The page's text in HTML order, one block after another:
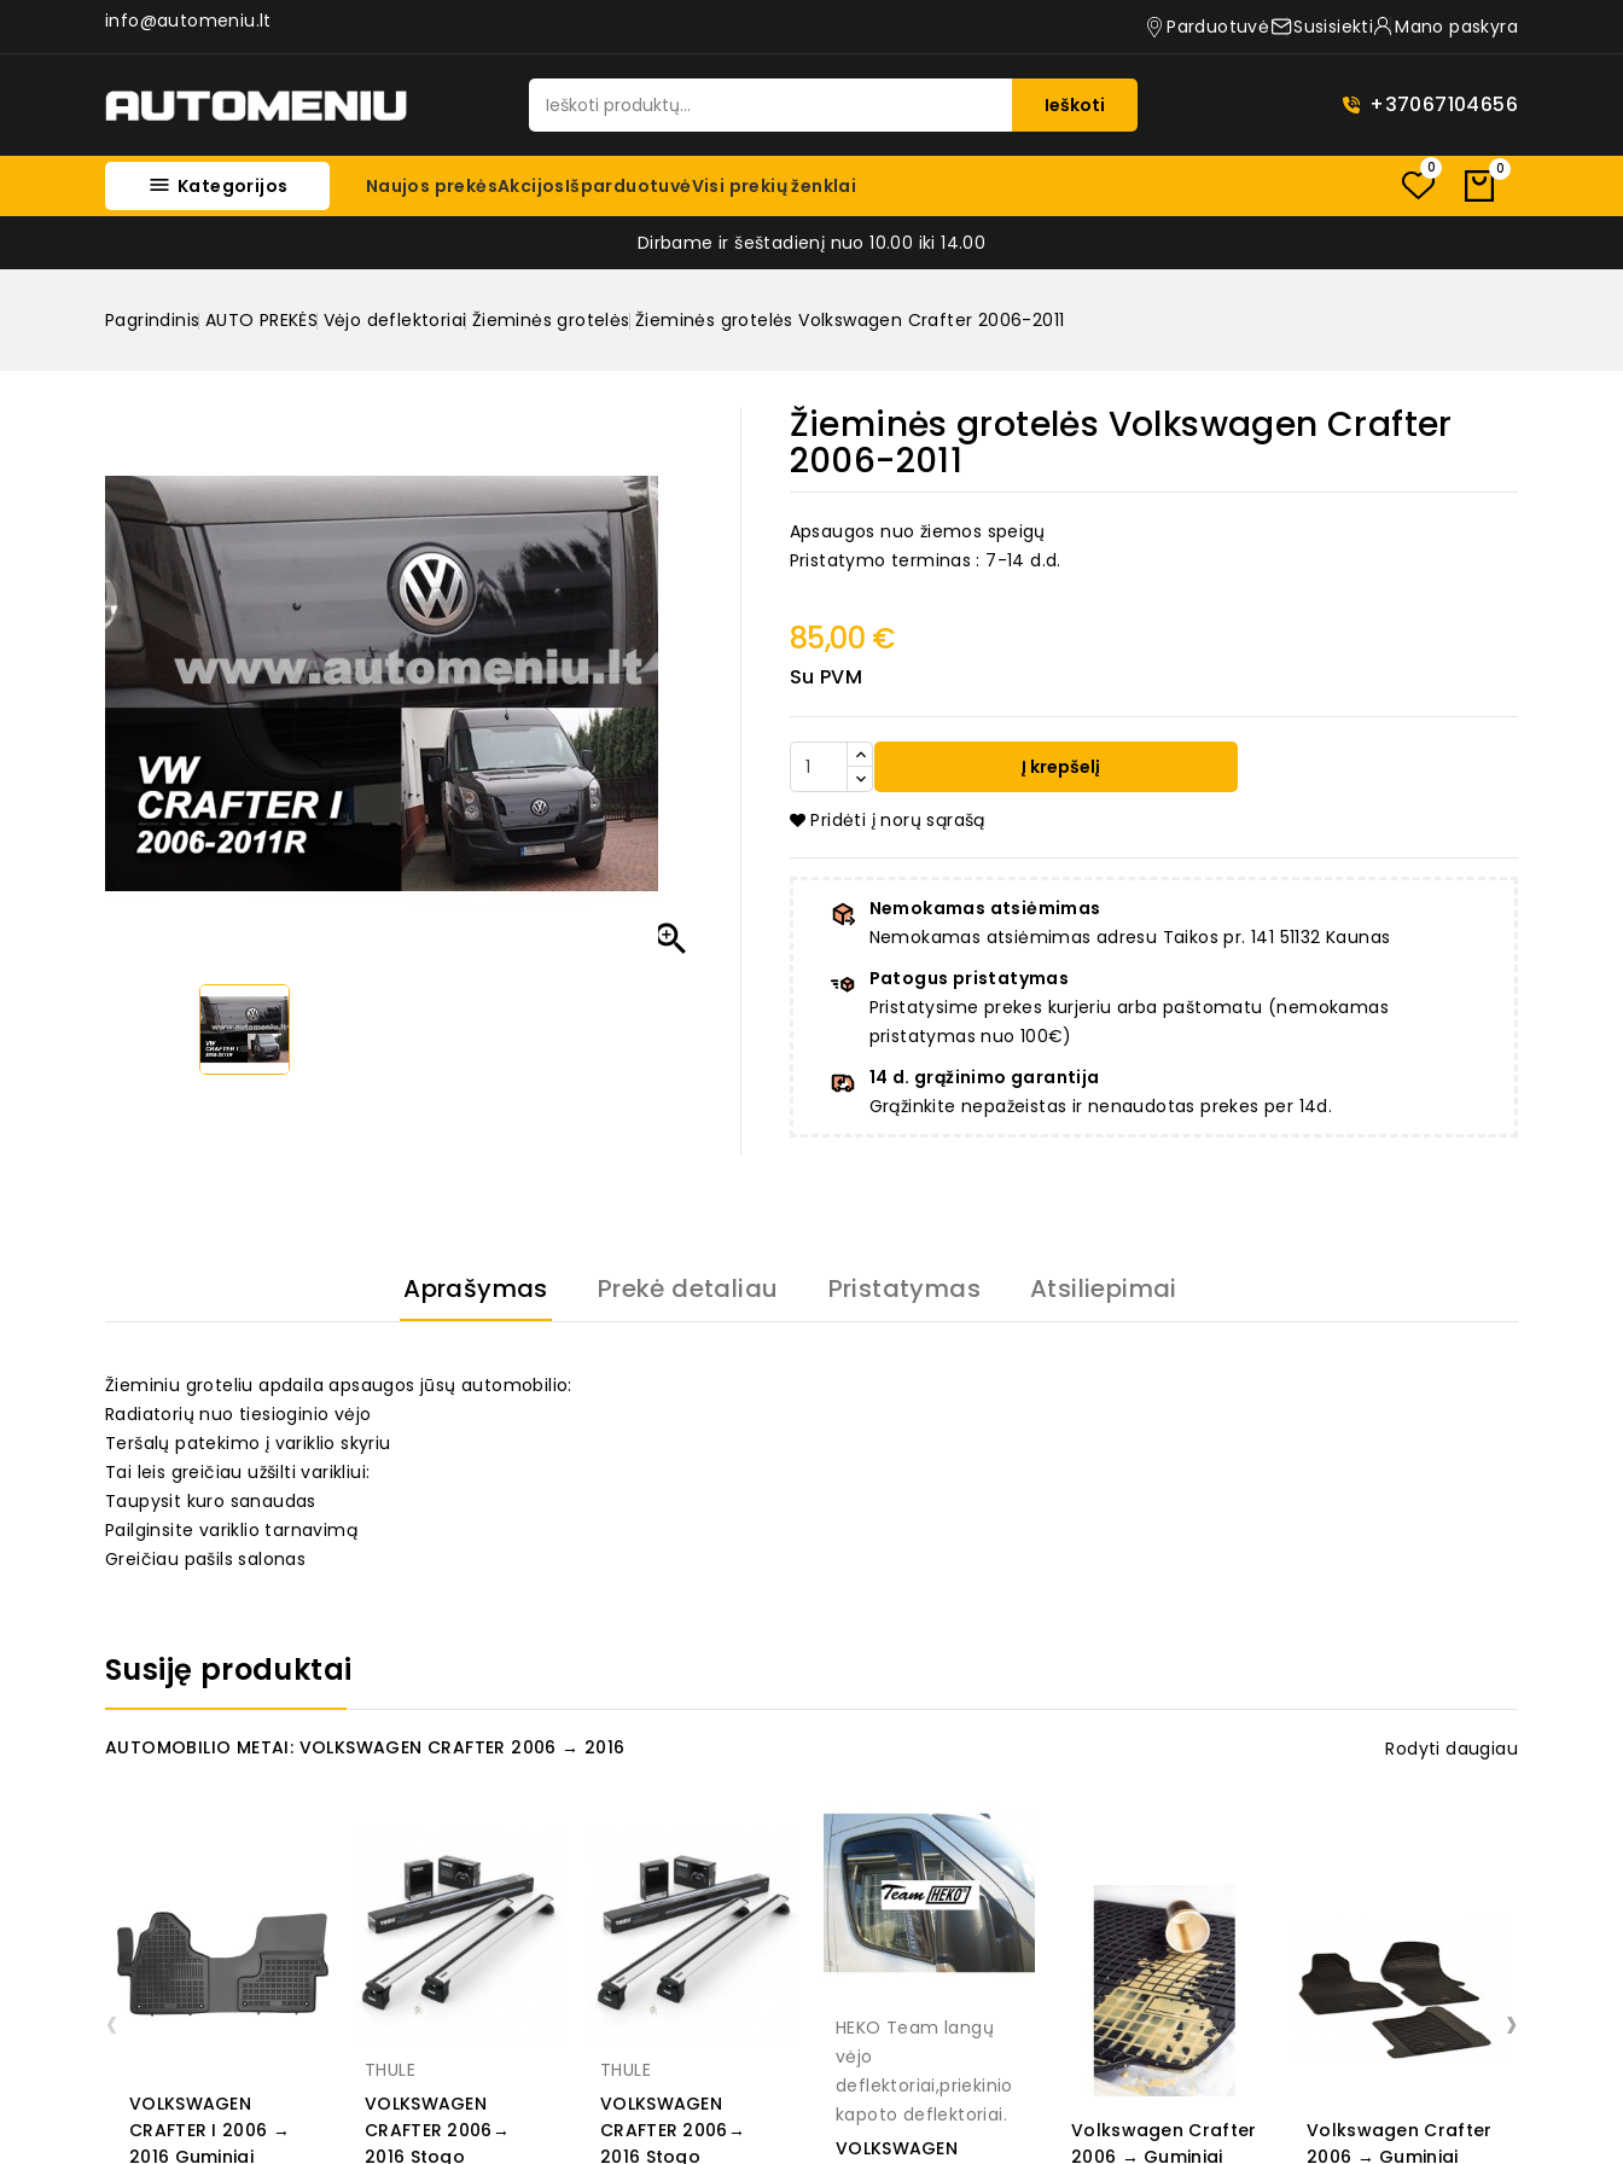
info@automeniu.lt Parduotuvė Susisiekti Mano paskyra
Ieškoti +37067104656
 Kategorijos Naujos prekėsAkcijosIšparduotuvėVisi prekių ženklai
0 0
Dirbame ir šeštadienį nuo 10.00 iki 14.00
Pagrindinis AUTO PREKĖS Vėjo deflektoriai Žieminės grotelės Žieminės grotelės Volkswagen Crafter 2006-2011

Žieminės grotelės Volkswagen Crafter
2006-2011
Apsaugos nuo žiemos speigų
Pristatymo terminas : 7-14 d.d.
85,00 €
Su PVM
Į krepšelį
Pridėti į norų sąrašą
Nemokamas atsiėmimas
Nemokamas atsiėmimas adresu Taikos pr. 141 51132 Kaunas
Patogus pristatymas
Pristatysime prekes kurjeriu arba paštomatu (nemokamas
pristatymas nuo 100€)
14 d. grąžinimo garantija
Grąžinkite nepažeistas ir nenaudotas prekes per 14d.
Aprašymas Prekė detaliau Pristatymas Atsiliepimai
Žieminiu groteliu apdaila apsaugos jūsų automobilio:
Radiatorių nuo tiesioginio vėjo
Teršalų patekimo į variklio skyriu
Tai leis greičiau užšilti varikliui:
Taupysit kuro sanaudas
Pailginsite variklio tarnavimą
Greičiau pašils salonas
Susiję produktai
AUTOMOBILIO METAI: VOLKSWAGEN CRAFTER 2006 → 2016 Rodyti daugiau
VOLKSWAGEN
CRAFTER I 2006 →
2016 Guminiai
THULE
VOLKSWAGEN
CRAFTER 2006→
2016 Stogo
THULE
VOLKSWAGEN
CRAFTER 2006→
2016 Stogo
HEKO Team langų
vėjo
deflektoriai,priekinio
kapoto deflektoriai.
VOLKSWAGEN
Volkswagen Crafter
2006 → Guminiai
Volkswagen Crafter
2006 → Guminiai
‹ ›